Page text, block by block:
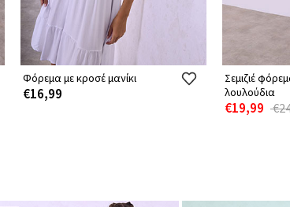
Φόρεμα με κροσέ μανίκι
€16,99
Σεμιζιέ
λουλούδια
€19,99